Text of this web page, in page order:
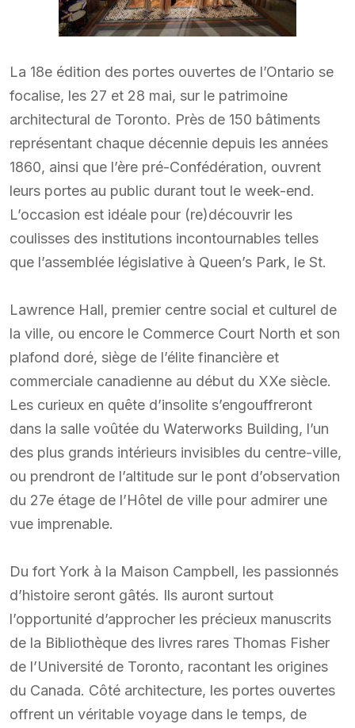
La 18e édition des portes ouvertes de l’Ontario se
focalise, les 27 et 28 mai, sur le patrimoine
architectural de Toronto. Près de 150 bâtiments
représentant chaque décennie depuis les années
1860, ainsi que l’ère pré-Confédération, ouvrent
leurs portes au public durant tout le week-end.
L’occasion est idéale pour (re)découvrir les
coulisses des institutions incontournables telles
que l’assemblée législative à Queen’s Park, le St.
Lawrence Hall, premier centre social et culturel de
la ville, ou encore le Commerce Court North et son
plafond doré, siège de l’élite financière et
commerciale canadienne au début du XXe siècle.
Les curieux en quête d’insolite s’engouffreront
dans la salle voûtée du Waterworks Building, l’un
des plus grands intérieurs invisibles du centre-ville,
ou prendront de l’altitude sur le pont d’observation
du 27e étage de l’Hôtel de ville pour admirer une
vue imprenable.
Du fort York à la Maison Campbell, les passionnés
d’histoire seront gâtés. Ils auront surtout
l’opportunité d’approcher les précieux manuscrits
de la Bibliothèque des livres rares Thomas Fisher
de l’Université de Toronto, racontant les origines
du Canada. Côté architecture, les portes ouvertes
offrent un véritable voyage dans le temps, de